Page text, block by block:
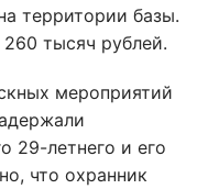
территории базы.
тысяч рублей.
мероприятий
29-летнего и его
что охранник